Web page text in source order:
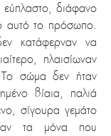
εύπλαστο, διάφανο
αυτό το πρόσωπο.
κατάφερναν να
πλαισίωναν
σώμα δεν ήταν
βίαια, παλιά
σίγουρα γεμάτο
τα μόνα που